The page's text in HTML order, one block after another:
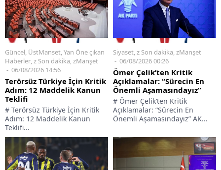
Güncel, ÜstManset,Yan Öne çıkan
Haberler,z Son dakika,zManşet
06/08/2026 14:56
Terörsüz Türkiye İçin Kritik
Adım: 12 Maddelik Kanun
Teklifi
# Terörsüz Türkiye İçin Kritik
Adım: 12 Maddelik Kanun
Teklifi...
Siyaset z Son dakika zManşet
06/08/2026 00:26
Ömer Çelik’ten Kritik
Açıklamalar: “Sürecin En
Önemli Aşamasındayız”
# Ömer Çelik’ten Kritik
Açıklamalar: “Sürecin En
Önemli Aşamasındayız” AK...